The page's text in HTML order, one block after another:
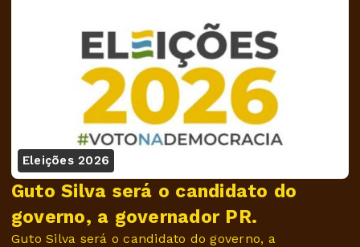
Eleições 2026
Guto Silva será o candidato do
governo, a governador PR.
Guto Silva será o candidato do governo, a